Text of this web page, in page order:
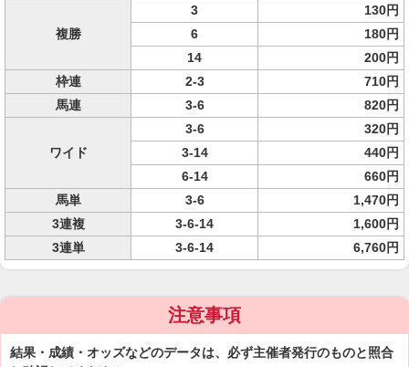
複勝
3
130円
6
180円
14
200円
枠連
2-3
710円
馬連
3-6 820円
ワイド
3-6
320円
3-14
440円
6-14
660円
馬単
3-6
1,470円
3連複
3-6-14
1,600円
3連単
3-6-14 6,760円
注意事項
結果・成績・オッズなどのデータは、必ず主催者発行のものと照合